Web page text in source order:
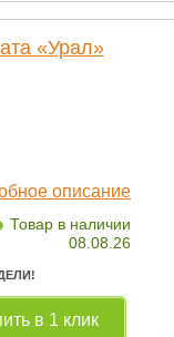
«Урал»
описание
Товар в наличии
08.08.26
в 1 клик